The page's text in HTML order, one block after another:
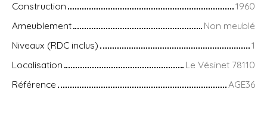
Construction
1960
Ameublement
Non meublé
Niveaux (RDC inclus)
1
Localisation
Le Vésinet 78110
Référence
AGE36